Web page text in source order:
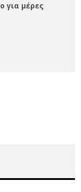
για μέρες